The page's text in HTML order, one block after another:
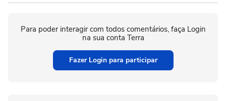
Para poder interagir com todos comentários, faça Login
na sua conta Terra
Fazer Login para participar